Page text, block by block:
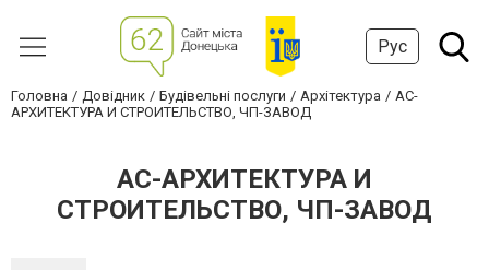
Рус
Головна Довідник Будівельні послуги Архітектура
АС-
АРХИТЕКТУРА И СТРОИТЕЛЬСТВО, ЧП-ЗАВОД
АС-АРХИТЕКТУРА И
СТРОИТЕЛЬСТВО, ЧП-ЗАВОД